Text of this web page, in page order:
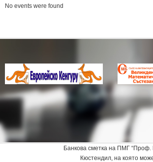
No events were found
Банкова сметка на ПМГ “Проф.
Кюстендил, на която